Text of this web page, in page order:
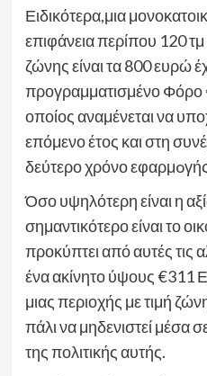
Ειδικότερα,μια
επιφάνεια περίπου 120
ζώνης είναι τα 800 ευρώ
προγραμματισμένο Φόρο
οποίος αναμένεται να
επόμενο έτος και στη
δεύτερο χρόνο εφαρμoγής
Όσο υψηλότερη είναι η
σημαντικότερο είναι το
προκύπτει από αυτές τις
ένα ακίνητο ύψους
μιας περιοχής με τιμή
πάλι να μηδενιστεί μέσα
της πολιτικής αυτής.